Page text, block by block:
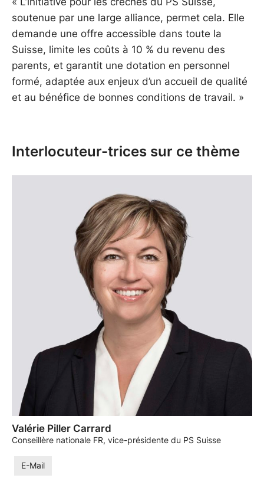
soutenue par une large alliance, permet cela. Elle
demande une offre accessible dans toute la
Suisse, limite les coûts à 10 % du revenu des
parents, et garantit une dotation en personnel
formé, adaptée aux enjeux d’un accueil de qualité
et au bénéfice de bonnes conditions de travail. »
Interlocuteur-trices sur ce thème
Valérie Piller Carrard
Conseillère nationale FR, vice-présidente du PS Suisse
E-Mail